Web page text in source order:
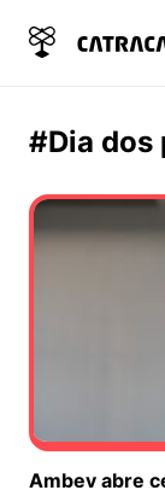
#Dia dos
Ambev abre